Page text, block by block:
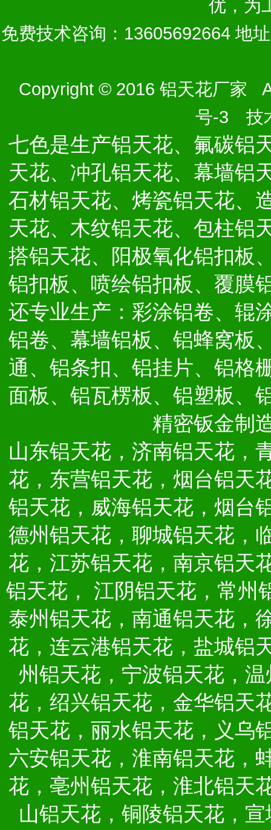
优，为
免费技术咨询：13605692664 地
Copyright © 2016 铝天花厂家
号-3 技
七色是生产铝天花、氟碳铝
天花、冲孔铝天花、幕墙铝
石材铝天花、烤瓷铝天花、
天花、木纹铝天花、包柱铝
搭铝天花、阳极氧化铝扣板
铝扣板、喷绘铝扣板、覆膜
还专业生产：彩涂铝卷、辊
铝卷、幕墙铝板、铝蜂窝板
通、铝条扣、铝挂片、铝格
面板、铝瓦楞板、铝塑板、
精密钣金制
山东铝天花，济南铝天花，
花，东营铝天花，烟台铝天
铝天花，威海铝天花，烟台
德州铝天花，聊城铝天花，
花，江苏铝天花，南京铝天
铝天花，
江阴铝天花，常州
泰州铝天花，南通铝天花，
花，连云港铝天花，盐城铝
州铝天花，宁波铝天花，
花，绍兴铝天花，金华铝天
铝天花，丽水铝天花，义乌
六安铝天花，淮南铝天花，
花，亳州铝天花，淮北铝天
山铝天花，铜陵铝天花，